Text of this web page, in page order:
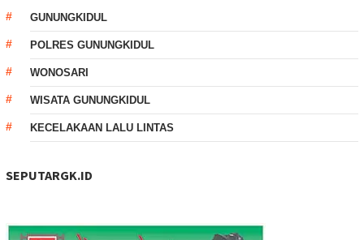
GUNUNGKIDUL
POLRES GUNUNGKIDUL
WONOSARI
WISATA GUNUNGKIDUL
KECELAKAAN LALU LINTAS
SEPUTARGK.ID